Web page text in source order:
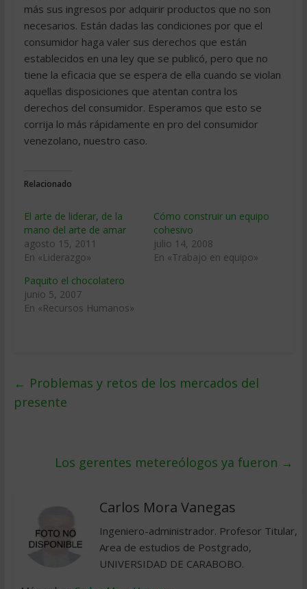
más sus ingresos por adquirir productos que no son
necesarios. Están dadas las condiciones por que el
consumidor haga valer sus derechos que están
establecidos en una ley que se publicó, pero que no
tiene la eficacia que se espera de ella cuando se violan
aquellas disposiciones que atentan contra los
derechos del consumidor. Esperamos que esto se
corrija lo más rápidamente en pro del consumidor
venezolano, nuestro caso.
Relacionado
El arte de liderar, de la
mano del arte de amar
agosto 15, 2011
En «Liderazgo»
Cómo construir un equipo
cohesivo
julio 14, 2008
En «Trabajo en equipo»
Paquito el chocolatero
junio 5, 2007
En «Recursos Humanos»
← Problemas y retos de los mercados del
presente
Los gerentes metereólogos ya fueron →
Carlos Mora Vanegas
Ingeniero-administrador. Profesor Titular,
Area de estudios de Postgrado,
UNIVERSIDAD DE CARABOBO.